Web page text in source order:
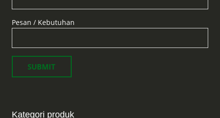
Pesan / Kebutuhan
Kategori produk